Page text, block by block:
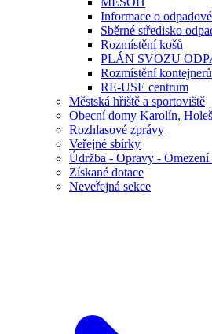
Informace o
Sběrné středisko
Rozmístění košů
PLÁN SVOZU
Rozmístění kontejnerů
RE-USE centrum
Městská hřiště a sportoviště
Obecní domy Karolín,
Rozhlasové zprávy
Veřejné sbírky
Údržba - Opravy -
Získané dotace
Neveřejná sekce